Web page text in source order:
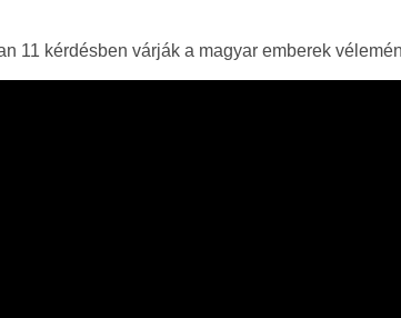
11 kérdésben várják a magyar emberek